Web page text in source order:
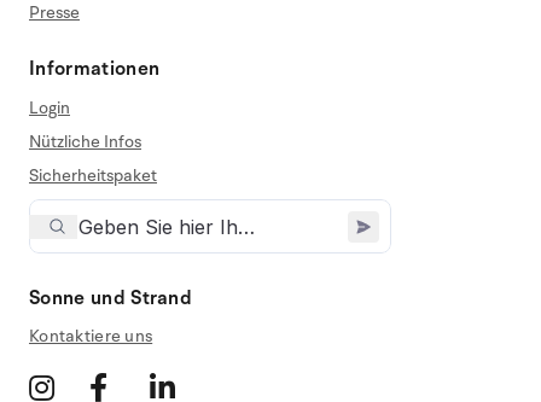
Presse
Informationen
Login
Nützliche Infos
Sicherheitspaket
Sonne und Strand
Kontaktiere uns